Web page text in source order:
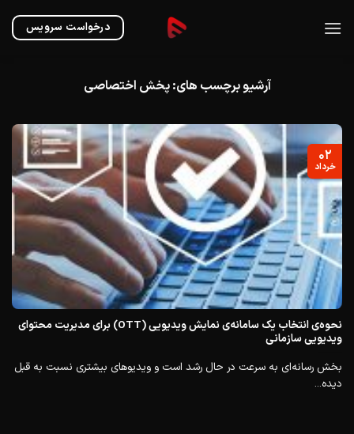
درخواست سرویس
آرشیو برچسب های:پخش اختصاصی
نحوه‌ی انتخاب یک سامانه‌ی نمایش ویدیویی (OTT) برای مدیریت محتوای
ویدیویی سازمانی
بخش رسانه‌ای به سرعت در حال رشد است و ویدیوهای بیشتری نسبت به قبل
دیده...
۰۲
خرداد